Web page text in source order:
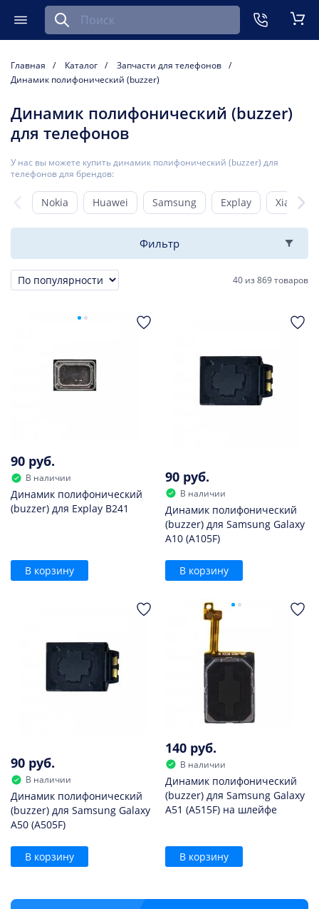
Меню
Найти запчасть для мобильного устройства
Главная Каталог
Запчасти для телефонов
Динамик полифонический (buzzer)
Динамик полифонический (buzzer)
для телефонов
У нас вы можете купить динамик полифонический (buzzer) для
телефонов для брендов:
Nokia Huawei Samsung Explay Xiaomi
Фильтр
Сортировка 40 из869 товаров
90 руб.
В наличии
Динамик полифонический
(buzzer) для Explay B241
В корзину
90 руб.
В наличии
Динамик полифонический
(buzzer) для Samsung Galaxy
A10 (A105F)
В корзину
90 руб.
В наличии
Динамик полифонический
(buzzer) для Samsung Galaxy
A50 (A505F)
В корзину
140 руб.
В наличии
Динамик полифонический
(buzzer) для Samsung Galaxy
A51 (A515F) на шлейфе
В корзину